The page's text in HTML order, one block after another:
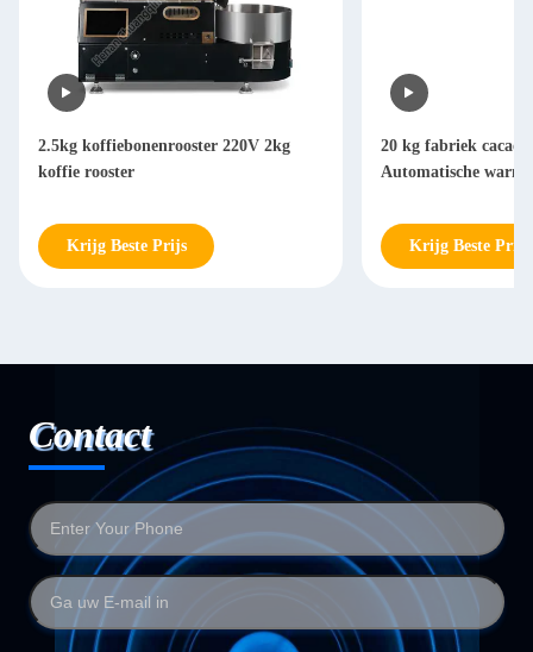
20 kg fabriek cacaoboontrooster
Automatische warmluchtrooster
Krijg Beste Prijs
15 kg
Koffiebroosters 25
Krijg Beste Prijs
Contact